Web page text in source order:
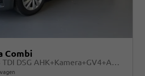
Combi
Selection 150PS TDI DSG AHK+Kamera+GV4+ACC+TravelAssist+Sunset+Alu+LightAssist